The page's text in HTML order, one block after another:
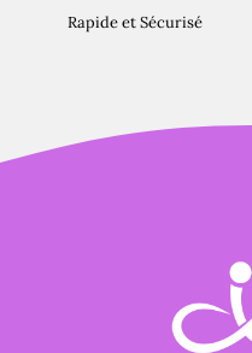
Rapide et Sécurisé